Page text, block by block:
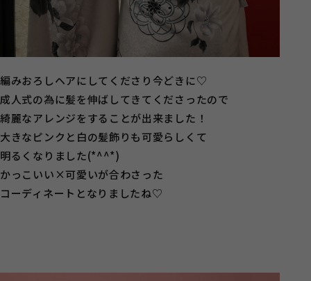
編みおろしヘアにしてくださり今どきに♡
成人式の為に髪を伸ばしてきてくださったので
綺麗なアレンジをすることが出来ました！
大きなピンクと白の髪飾りも可愛らしくて
明るくなりました(*^^*)
かっこいい×可愛いが合わさった
コーディネートとなりましたね♡